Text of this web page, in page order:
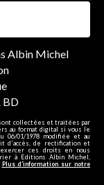
Albin Michel
BD
collectées et traitées par
au format digital si vous le
06/01/1978 modifiée et au
d'accès, de rectification et
exercer ces droits en nous
à Editions Albin Michel,
Plus d’information sur notre